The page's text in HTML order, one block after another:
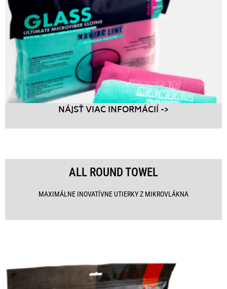
NÁJSŤ VIAC INFORMÁCIÍ ->
ALL ROUND TOWEL
MAXIMÁLNE INOVATÍVNE UTIERKY Z MIKROVLÁKNA